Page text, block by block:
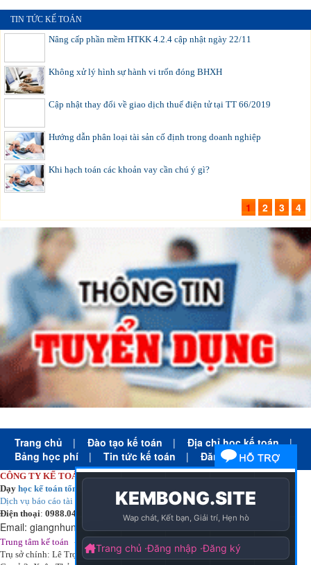
TIN TỨC KẾ TOÁN
Nâng cấp phần mềm HTKK 4.2.4 cập nhật ngày 22/11
Không xử lý hình sự hành vi trốn đóng BHXH
Cập nhật thay đổi về giao dịch thuế điện tử tại TT 66/2019
Hướng dẫn phân loại tài sản cố định trong doanh nghiệp
Khi hạch toán các khoản vay cần chú ý gì?
1 2 3 4
Trang chủ | Đào tạo kế toán | Địa chỉ học kế toán
|
Bảng học phí
| Tin tức kế toán | Đăng ký học
CÔNG TY KẾ TOÁN HÀ NỘI
Dạy học kế toán tổng hợp
Dịch vụ báo cáo tài chính
chuyên nghiệp uy tín giá rẻ
Điện thoại: 0988.043.053
Email: giangnhungkthn@gmail.com
Trung tâm kế toán - Công ty kế toán hà nội ạy tại:
Trụ sở chính: Lê Trọng Tấn - Thanh Xuân - Hà Nội